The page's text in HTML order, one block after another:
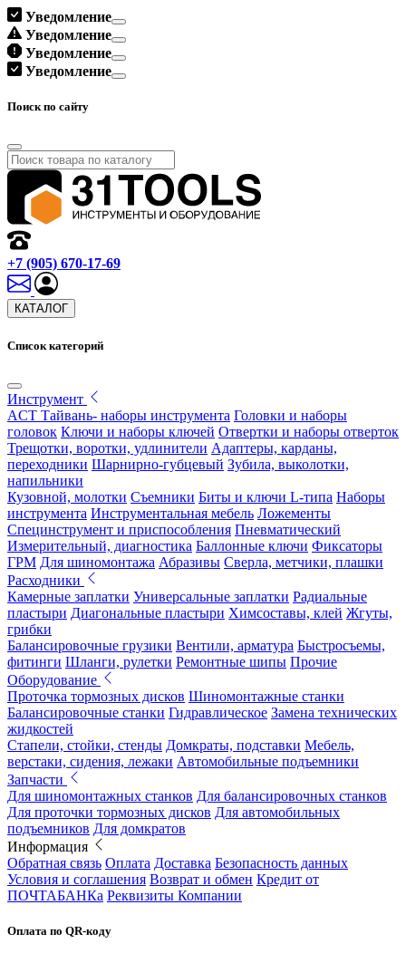
Уведомление
Уведомление
Уведомление
Уведомление
Поиск по сайту
+7 (905) 670-17-69
КАТАЛОГ
Список категорий
Инструмент
ACT Тайвань- наборы инструмента Головки и наборы
головок Ключи и наборы ключей Отвертки и наборы отверток
Трещотки, воротки, удлинители Адаптеры, карданы,
переходники Шарнирно-губцевый Зубила, выколотки,
напильники
Кузовной, молотки Съемники Биты и ключи L-типа Наборы
инструмента Инструментальная мебель Ложементы
Специнструмент и приспособления Пневматический
Измерительный, диагностика Баллонные ключи Фиксаторы
ГРМ Для шиномонтажа Абразивы Сверла, метчики, плашки
Расходники
Камерные заплатки Универсальные заплатки Радиальные
пластыри Диагональные пластыри Химсоставы, клей Жгуты,
грибки
Балансировочные грузики Вентили, арматура Быстросъемы,
фитинги Шланги, рулетки Ремонтные шипы Прочие
Оборудование
Проточка тормозных дисков Шиномонтажные станки
Балансировочные станки Гидравлическое Замена технических
жидкостей
Стапели, стойки, стенды Домкраты, подставки Мебель,
верстаки, сидения, лежаки Автомобильные подъемники
Запчасти
Для шиномонтажных станков Для балансировочных станков
Для проточки тормозных дисков Для автомобильных
подъемников Для домкратов
Информация
Обратная связь Оплата Доставка Безопасность данных
Условия и соглашения Возврат и обмен Кредит от
ПОЧТАБАНКа Реквизиты Компании
Оплата по QR-коду